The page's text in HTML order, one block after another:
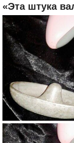
«Эта штука